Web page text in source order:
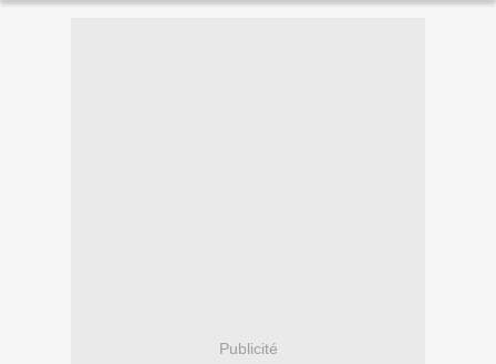
Publicité